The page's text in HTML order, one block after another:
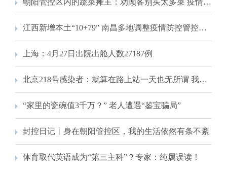
朝阳管控区内的蔬菜摊主：劝顾客别买太多菜 疫情下继续坚守
江西新增本土“10+79” 南昌多地调整疫情防控管控区域
上海：4月27日出院出舱人数27187例
北京218号感染者：就算在路上站一天也无所谓 我不想连累别人
“家里的瓷碗值3千万？” 老人遭遇“鉴宝骗局”
封控日记丨身在朝阳管控区，我的生活依然有条不紊
体育取代英语成为“第三主科”？专家：纯属误读！